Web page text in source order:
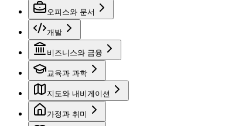
오피스와 문서
개발
비즈니스와 금융
교육과 과학
지도와 내비게이션
가정과 취미